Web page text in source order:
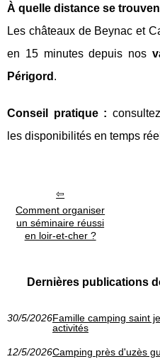
À quelle distance se
Les châteaux de Beynac et
en 15 minutes depuis nos
Périgord .
Conseil pratique :
les disponibilités en temps
Comment organiser
un séminaire réussi
en loir-et-cher ?
Dernières publications
30/5/2026Famille camping saint
activités
12/5/2026Camping près d'uzès